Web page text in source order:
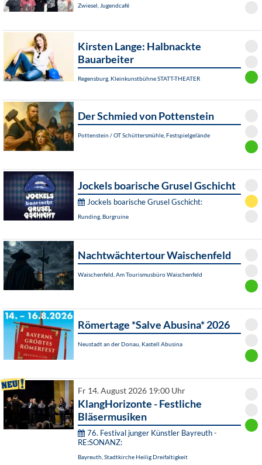
Zwiesel, Jugendcafé
Kirsten Lange: Halbnackte
Bauarbeiter
Regensburg, Kleinkunstbühne STATT-THEATER
Der Schmied von Pottenstein
Pottenstein / OT Schüttersmühle, Festspielgelände
Jockels boarische Grusel Gschicht
Jockels boarische Grusel Gschicht:
Runding, Burgruine
Nachtwächtertour Waischenfeld
Waischenfeld, Am Tourismusbüro Waischenfeld
Römertage *Salve Abusina* 2026
Neustadt an der Donau, Kastell Abusina
Fr 14. August 2026 19:00 Uhr
KlangHorizonte - Festliche
Bläsermusiken
76. Festival junger Künstler Bayreuth -
RE:SONANZ:
Bayreuth, Stadtkirche Heilig Dreifaltigkeit